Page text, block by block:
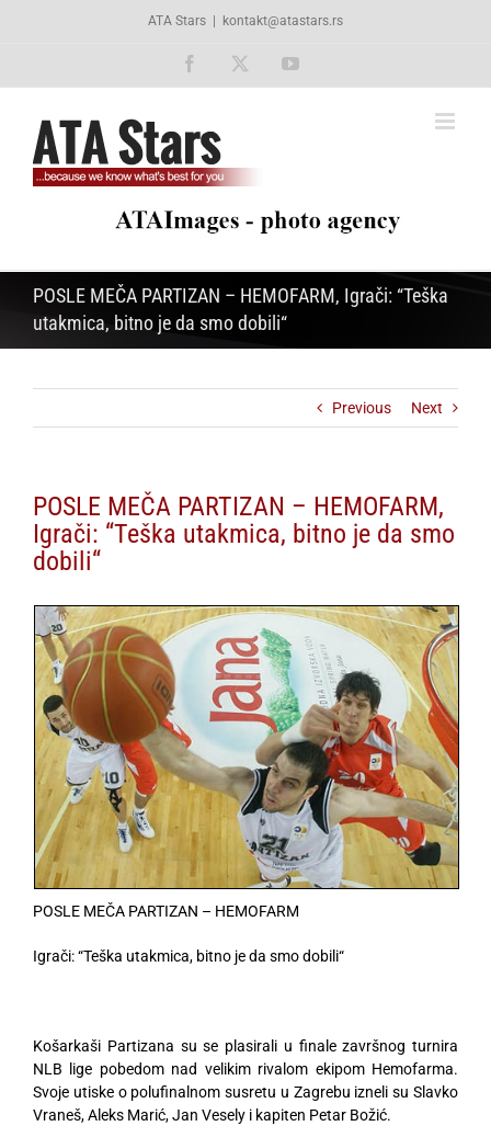
ATA Stars kontakt@atastars.rs
Facebook YouTube
POSLE MEČA PARTIZAN – HEMOFARM, Igrači: “Teška
utakmica, bitno je da smo dobili“
Previous Next
POSLE MEČA PARTIZAN – HEMOFARM,
Igrači: “Teška utakmica, bitno je da smo
dobili“
POSLE MEČA PARTIZAN – HEMOFARM
Igrači: “Teška utakmica, bitno je da smo dobili“
Košarkaši Partizana su se plasirali u finale završnog turnira
NLB lige pobedom nad velikim rivalom ekipom Hemofarma.
Svoje utiske o polufinalnom susretu u Zagrebu izneli su Slavko
Vraneš, Aleks Marić, Jan Vesely i kapiten Petar Božić.